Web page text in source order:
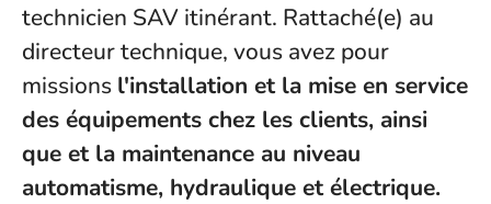
technicien SAV itinérant. Rattaché(e) au
directeur technique, vous avez pour
missions l'installation et la mise en service
des équipements chez les clients, ainsi
que et la maintenance au niveau
automatisme, hydraulique et électrique.